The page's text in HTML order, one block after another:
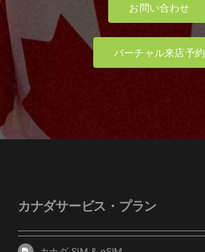
お問い合わせ
バーチャル来店予約
カナダサービス・プラン